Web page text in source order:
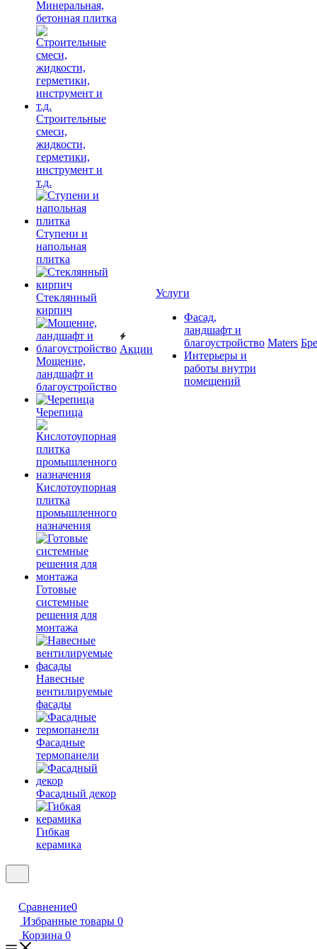
Минеральная,
бетонная плитка
Строительные
смеси,
жидкости,
герметики,
инструмент и
т.д.
Ступени и
напольная
плитка
Cтеклянный
кирпич
Мощение,
ландшафт и
благоустройство
Черепица
Кислотоупорная
плитка
промышленного
назначения
Готовые
системные
решения для
монтажа
Навесные
вентилируемые
фасады
Фасадные
термопанели
Фасадный декор
Гибкая
керамика
Акции
Услуги
Фасад,
ландшафт и
благоустройство
Интерьеры и
работы внутри
помещений
Maters
Сравнение0
Избранные товары 0
Корзина 0